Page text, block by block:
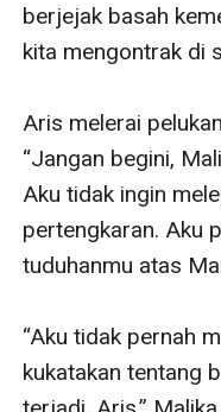
berjejak basah
kita mengontrak di
Aris melerai
“Jangan begini,
Aku tidak ingin
pertengkaran. Aku
tuduhanmu atas
“Aku tidak pernah
kukatakan tentang